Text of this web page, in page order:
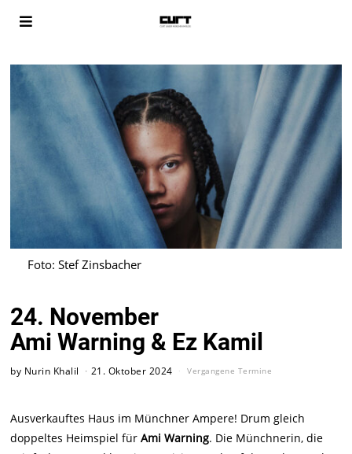
Foto: Stef Zinsbacher
24. November
Ami Warning & Ez Kamil
by Nurin Khalil 21. Oktober 2024 Vergangene Termine
Ausverkauftes Haus im Münchner Ampere! Drum gleich
doppeltes Heimspiel fürAmi Warning. Die Münchnerin, die